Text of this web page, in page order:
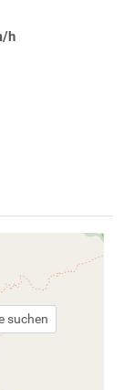
h
suchen